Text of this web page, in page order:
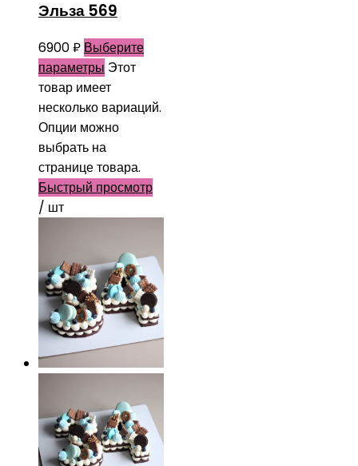
Эльза 569
6900₽ Выберите
параметры Этот
товар имеет
несколько вариаций.
Опции можно
выбрать на
странице товара.
Быстрый просмотр
/ шт